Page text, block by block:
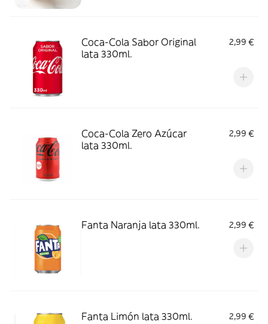
Coca-Cola Sabor Original
lata 330ml.
2,99 €
Coca-Cola Zero Azúcar
lata 330ml.
2,99 €
Fanta Naranja lata 330ml. 2,99 €
Fanta Limón lata 330ml. 2,99 €